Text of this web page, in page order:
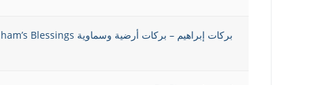
بركات إبراهيم – بركات أرضية وسماوية Abraham’s Blessings